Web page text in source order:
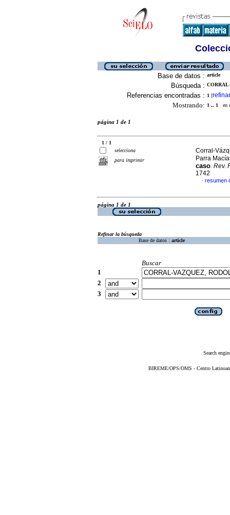
Base de datos : article
Búsqueda :
Referencias encontradas : 1 [refinar
Mostrando: 1 .. 1 en
página 1 de 1
1 / 1
selecciona
para imprimir
Corral-
Parra
caso. Rev.
1742
· resumen
página 1 de 1
Refinar la búsqueda
Base de datos : article
Buscar
1
2
3
Search
BIREME/OPS/OMS - Centro